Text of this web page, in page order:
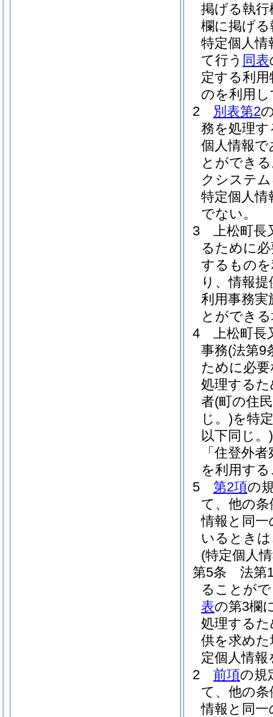
掲げる執
欄に掲げ
特定個人
て行う 同表
定する利
のを利用
2
別表第2
務を処理
個人情報
とができ
クシステ
特定個人
でない。
3
上松町長
るために
するもの
り、情報
利用事務
とができ
4
上松町長
事務(法第9
ために必
処理する
者(町の住
じ。)を特
以下同じ。)
「住登外
を利用す
5
第2項の
て、他の
情報と同
いるとき
(特定個人
第5条
法第
ることが
表の第3欄
処理する
供を求め
定個人情
2
前項の規
て、他の
情報と同